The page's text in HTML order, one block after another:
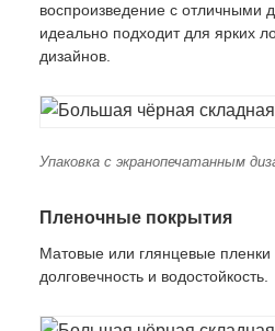
воспроизведение с отличными
идеально подходит для ярких
дизайнов.
Упаковка с экранопечатанным
Пленочные покрытия
Матовые или глянцевые
долговечность и водостойкость.